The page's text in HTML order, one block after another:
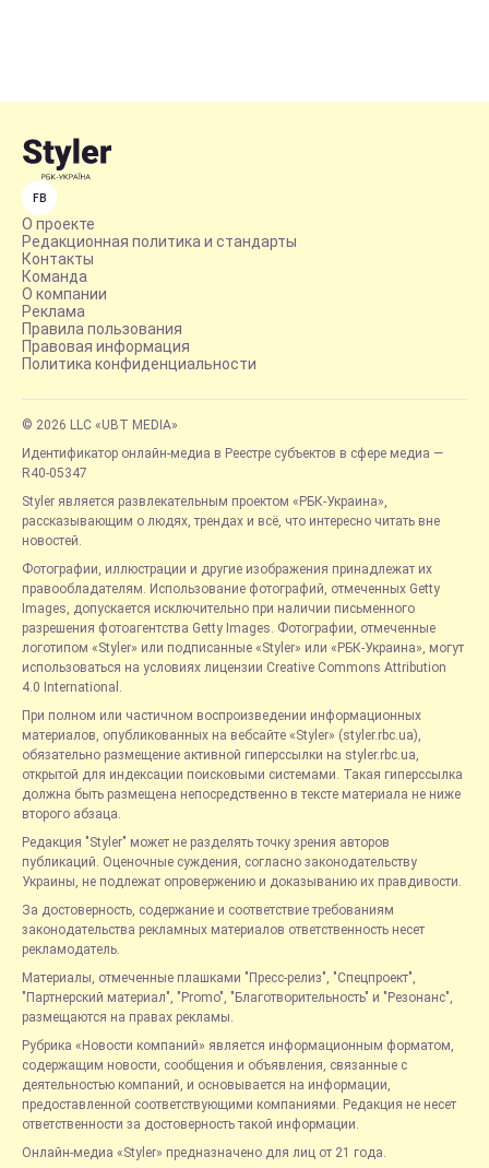
FB
О проекте
Редакционная политика и стандарты
Контакты
Команда
О компании
Реклама
Правила пользования
Правовая информация
Политика конфиденциальности
© 2026 LLC «UBT MEDIA»
Идентификатор онлайн-медиа в Реестре субъектов в сфере медиа —
R40-05347
Styler является развлекательным проектом «РБК-Украина»,
рассказывающим о людях, трендах и всё, что интересно читать вне
новостей.
Фотографии, иллюстрации и другие изображения принадлежат их
правообладателям. Использование фотографий, отмеченных Getty
Images, допускается исключительно при наличии письменного
разрешения фотоагентства Getty Images. Фотографии, отмеченные
логотипом «Styler» или подписанные «Styler» или «РБК-Украина», могут
использоваться на условиях лицензии Creative Commons Attribution
4.0 International.
При полном или частичном воспроизведении информационных
материалов, опубликованных на вебсайте «Styler» (styler.rbc.ua),
обязательно размещение активной гиперссылки на styler.rbc.ua,
открытой для индексации поисковыми системами. Такая гиперссылка
должна быть размещена непосредственно в тексте материала не ниже
второго абзаца.
Редакция "Styler" может не разделять точку зрения авторов
публикаций. Оценочные суждения, согласно законодательству
Украины, не подлежат опровержению и доказыванию их правдивости.
За достоверность, содержание и соответствие требованиям
законодательства рекламных материалов ответственность несет
рекламодатель.
Материалы, отмеченные плашками "Пресс-релиз", "Спецпроект",
"Партнерский материал", "Promo", "Благотворительность" и "Резонанс",
размещаются на правах рекламы.
Рубрика «Новости компаний» является информационным форматом,
содержащим новости, сообщения и объявления, связанные с
деятельностью компаний, и основывается на информации,
предоставленной соответствующими компаниями. Редакция не несет
ответственности за достоверность такой информации.
Онлайн-медиа «Styler» предназначено для лиц от 21 года.